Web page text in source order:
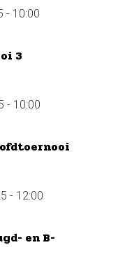
- 10:00
3
- 10:00
- 12:00
en B-